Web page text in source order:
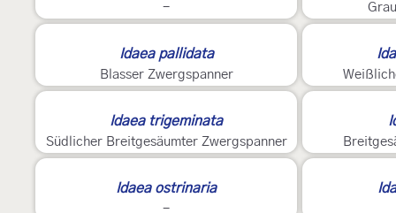
-
Idaea pallidata
Blasser Zwergspanner
Idaea trigeminata
Südlicher Breitgesäumter Zwergspanner
E
Idaea ostrinaria
-